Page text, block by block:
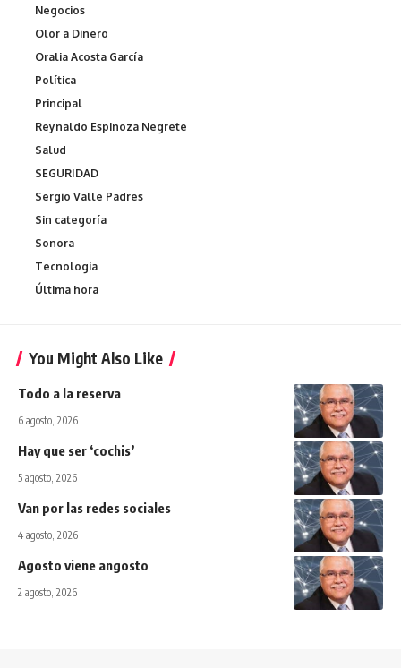
Negocios
Olor a Dinero
Oralia Acosta García
Política
Principal
Reynaldo Espinoza Negrete
Salud
SEGURIDAD
Sergio Valle Padres
Sin categoría
Sonora
Tecnologia
Última hora
You Might Also Like
Todo a la reserva
6 agosto, 2026
Hay que ser ‘cochis’
5 agosto, 2026
Van por las redes sociales
4 agosto, 2026
Agosto viene angosto
2 agosto, 2026